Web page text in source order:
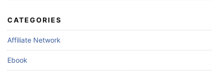
CATEGORIES
Affiliate Network
Ebook